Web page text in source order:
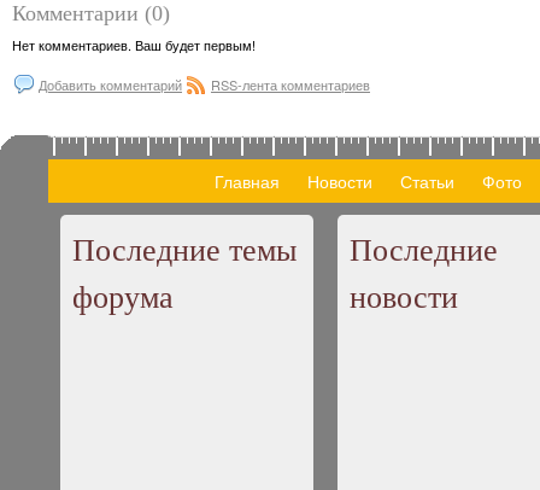
Комментарии (0)
Нет комментариев. Ваш будет первым!
Добавить комментарий RSS-лента комментариев
Главная Новости Статьи Фото
Последние темы
форума
Последние
новости